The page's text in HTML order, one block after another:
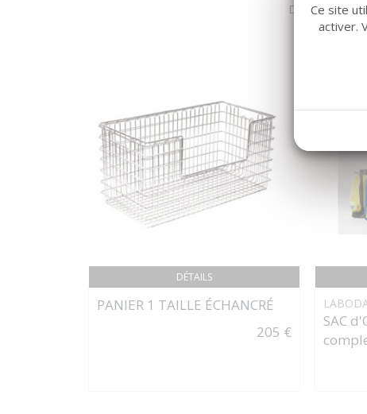
Dans la
DÉTAILS
PANIER 1 TAILLE ÉCHANCRÉ
205 €
SAC
Ce site
activer.